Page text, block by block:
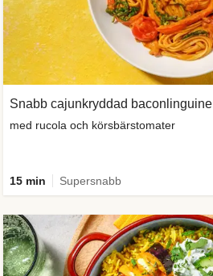
Snabb cajunkryddad baconlinguine
med rucola och körsbärstomater
15 min Supersnabb